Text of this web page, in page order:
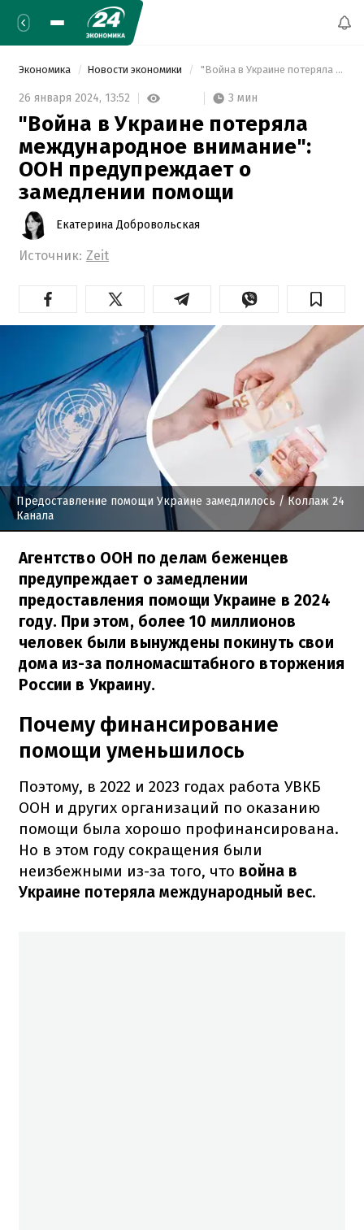
Экономика Новости экономики "Война в Украине потеряла международное внимание": ООН предупреждает о замедлении помощи
26 января 2024, 13:52 3 мин
"Война в Украине потеряла
международное внимание":
ООН предупреждает о
замедлении помощи
Екатерина Добровольская
Источник: Zeit
Предоставление помощи Украине замедлилось / Коллаж 24
Канала
Агентство ООН по делам беженцев
предупреждает о замедлении
предоставления помощи Украине в 2024
году. При этом, более 10 миллионов
человек были вынуждены покинуть свои
дома из-за полномасштабного вторжения
России в Украину.
Почему финансирование
помощи уменьшилось
Поэтому, в 2022 и 2023 годах работа УВКБ
ООН и других организаций по оказанию
помощи была хорошо профинансирована.
Но в этом году сокращения были
неизбежными из-за того, что война в
Украине потеряла международный вес.